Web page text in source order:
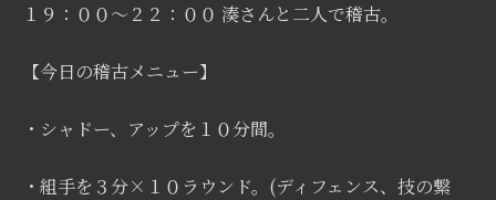
１９：００〜２２：００ 湊さんと二人で稽古。
【今日の稽古メニュー】
・シャドー、アップを１０分間。
・組手を３分×１０ラウンド。(ディフェンス、技の繋